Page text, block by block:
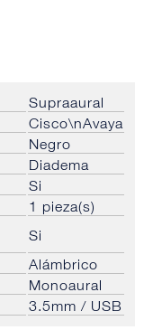
Supraaural
Cisco\nAvaya
Negro
Diadema
Si
1 pieza(s)
Si
Alámbrico
Monoaural
3.5mm / USB